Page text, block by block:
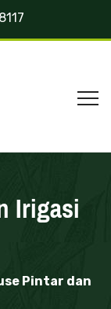
Irigasi
Pintar dan